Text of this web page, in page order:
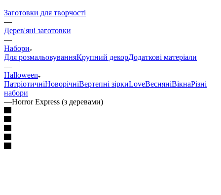
Заготовки для творчості
—
Дерев'яні заготовки
—
Набори
Для розмальовуванняКрупний декорДодаткові матеріали
—
Halloween
ПатріотичніНоворічніВертепні зіркиLoveВесняніВікнаРізні
набори
—Horror Express (з деревами)